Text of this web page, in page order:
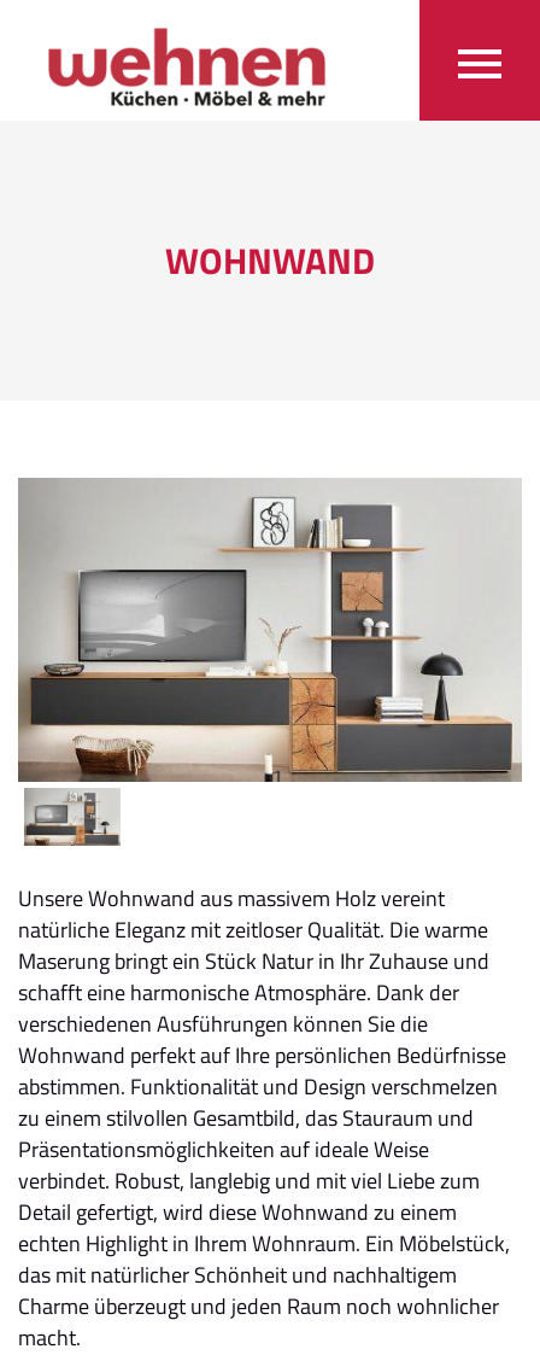
WOHNWAND
Unsere Wohnwand aus massivem Holz vereint
natürliche Eleganz mit zeitloser Qualität. Die warme
Maserung bringt ein Stück Natur in Ihr Zuhause und
schafft eine harmonische Atmosphäre. Dank der
verschiedenen Ausführungen können Sie die
Wohnwand perfekt auf Ihre persönlichen Bedürfnisse
abstimmen. Funktionalität und Design verschmelzen
zu einem stilvollen Gesamtbild, das Stauraum und
Präsentationsmöglichkeiten auf ideale Weise
verbindet. Robust, langlebig und mit viel Liebe zum
Detail gefertigt, wird diese Wohnwand zu einem
echten Highlight in Ihrem Wohnraum. Ein Möbelstück,
das mit natürlicher Schönheit und nachhaltigem
Charme überzeugt und jeden Raum noch wohnlicher
macht.